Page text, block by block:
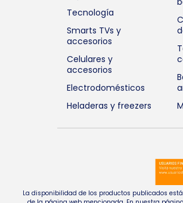
Tecnología
Smarts TVs y
accesorios
Celulares y
accesorios
Electrodomésticos
Heladeras y freezers
La disponibilidad de los productos publicados